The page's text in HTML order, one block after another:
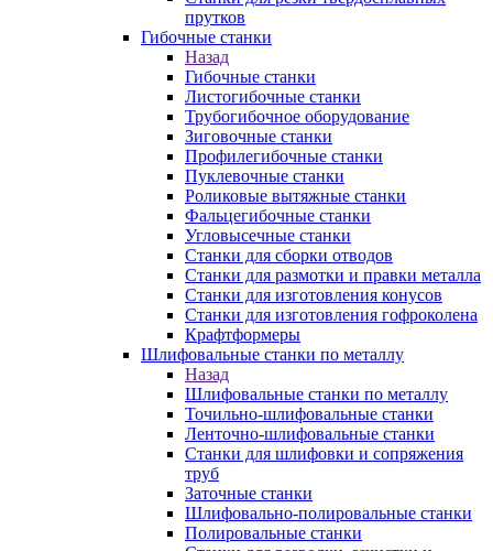
прутков
Гибочные станки
Назад
Гибочные станки
Листогибочные станки
Трубогибочное оборудование
Зиговочные станки
Профилегибочные станки
Пуклевочные станки
Роликовые вытяжные станки
Фальцегибочные станки
Угловысечные станки
Станки для сборки отводов
Станки для размотки и правки металла
Станки для изготовления конусов
Станки для изготовления гофроколена
Крафтформеры
Шлифовальные станки по металлу
Назад
Шлифовальные станки по металлу
Точильно-шлифовальные станки
Ленточно-шлифовальные станки
Станки для шлифовки и сопряжения
труб
Заточные станки
Шлифовально-полировальные станки
Полировальные станки